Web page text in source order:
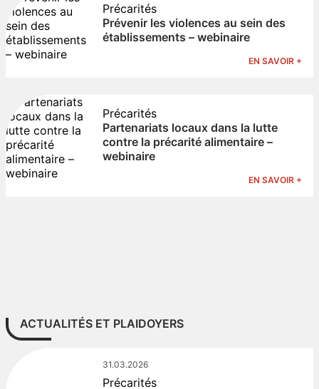
Précarités
Prévenir les violences au sein des
établissements – webinaire
EN SAVOIR +
Précarités
Partenariats locaux dans la lutte
contre la précarité alimentaire –
webinaire
EN SAVOIR +
ACTUALITÉS ET PLAIDOYERS
31.03.2026
Précarités